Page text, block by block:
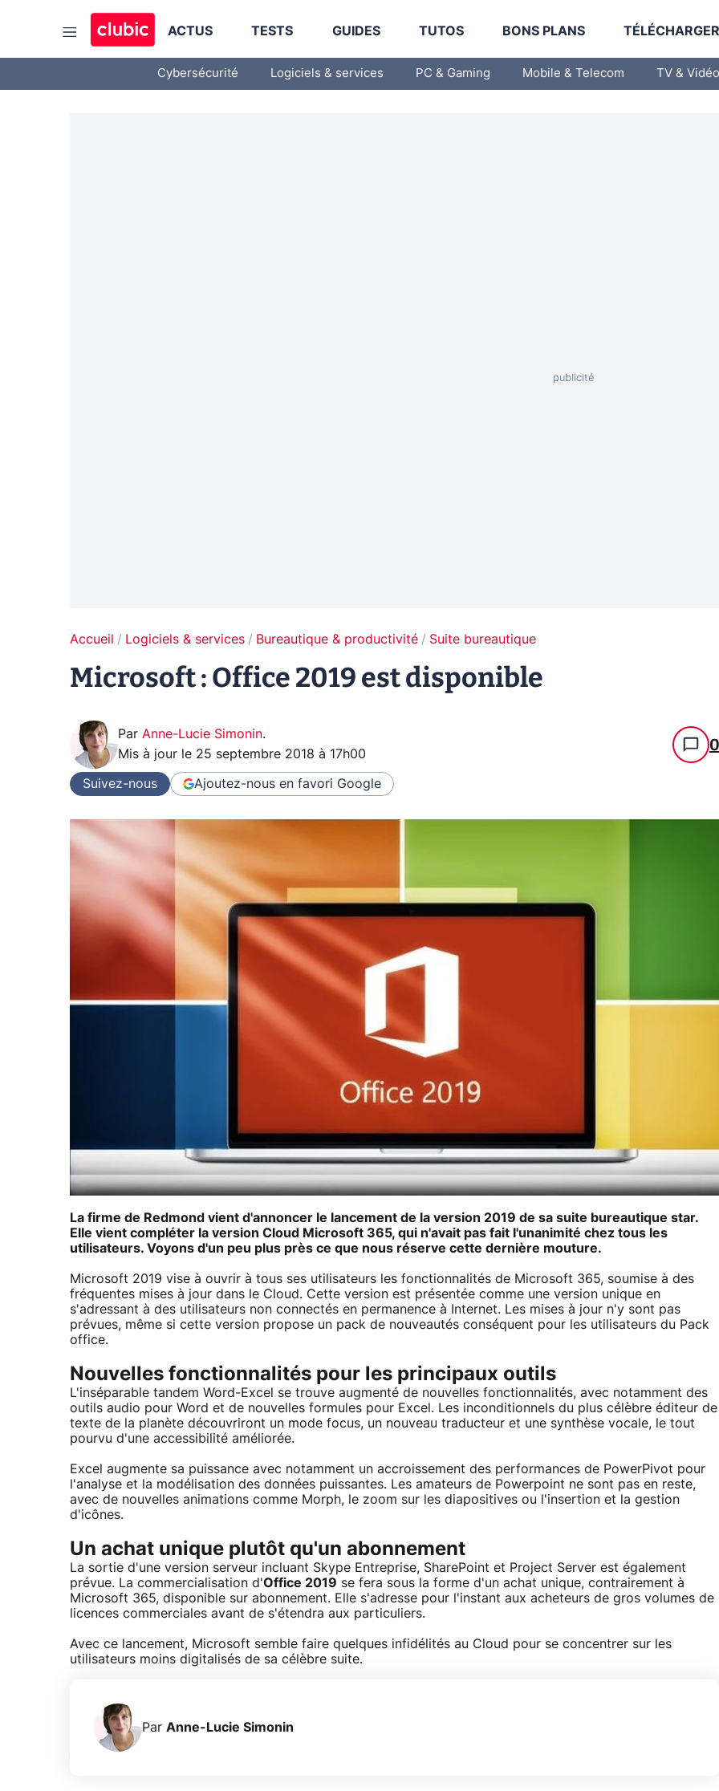
ACTUS TESTS GUIDES TUTOS BONS PLANS
Cybersécurité Logiciels & services PC & Gaming Mobile & Telecom TV & Vidéo
Accueil Logiciels & services Bureautique & productivité Suite bureautique
Microsoft : Office 2019 est disponible
Par Anne-Lucie Simonin.
Mis à jour le 25 septembre 2018 à 17h00 0
Suivez-nous Ajoutez-nous en favori Google
La firme de Redmond vient d'annoncer le lancement de la version 2019 de sa suite bureautique star.
Elle vient compléter la version Cloud Microsoft 365, qui n'avait pas fait l'unanimité chez tous les
utilisateurs. Voyons d'un peu plus près ce que nous réserve cette dernière mouture.
Microsoft 2019 vise à ouvrir à tous ses utilisateurs les fonctionnalités de Microsoft 365, soumise à des
fréquentes mises à jour dans le Cloud. Cette version est présentée comme une version unique en
s'adressant à des utilisateurs non connectés en permanence à Internet. Les mises à jour n'y sont pas
prévues, même si cette version propose un pack de nouveautés conséquent pour les utilisateurs du Pack
office.
Nouvelles fonctionnalités pour les principaux outils
L'inséparable tandem Word-Excel se trouve augmenté de nouvelles fonctionnalités, avec notamment des
outils audio pour Word et de nouvelles formules pour Excel. Les inconditionnels du plus célèbre éditeur de
texte de la planète découvriront un mode focus, un nouveau traducteur et une synthèse vocale, le tout
pourvu d'une accessibilité améliorée.
Excel augmente sa puissance avec notamment un accroissement des performances de PowerPivot pour
l'analyse et la modélisation des données puissantes. Les amateurs de Powerpoint ne sont pas en reste,
avec de nouvelles animations comme Morph, le zoom sur les diapositives ou l'insertion et la gestion
d'icônes.
Un achat unique plutôt qu'un abonnement
La sortie d'une version serveur incluant Skype Entreprise, SharePoint et Project Server est également
prévue. La commercialisation d'Office 2019 se fera sous la forme d'un achat unique, contrairement à
Microsoft 365, disponible sur abonnement. Elle s'adresse pour l'instant aux acheteurs de gros volumes de
licences commerciales avant de s'étendra aux particuliers.
Avec ce lancement, Microsoft semble faire quelques infidélités au Cloud pour se concentrer sur les
utilisateurs moins digitalisés de sa célèbre suite.
Par Anne-Lucie Simonin